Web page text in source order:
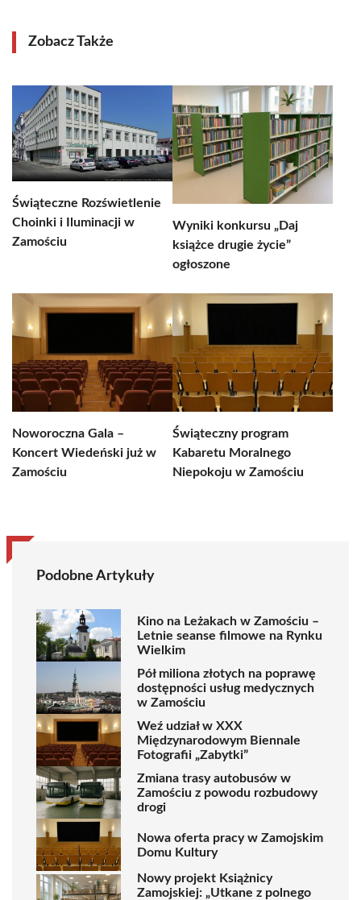
Zobacz Także
Świąteczne Rozświetlenie
Choinki i Iluminacji w
Zamościu
Wyniki konkursu „Daj
książce drugie życie”
ogłoszone
Noworoczna Gala –
Koncert Wiedeński już w
Zamościu
Świąteczny program
Kabaretu Moralnego
Niepokoju w Zamościu
Podobne Artykuły
Kino na Leżakach w Zamościu –
Letnie seanse filmowe na Rynku
Wielkim
Pół miliona złotych na poprawę
dostępności usług medycznych
w Zamościu
Weź udział w XXX
Międzynarodowym Biennale
Fotografii „Zabytki”
Zmiana trasy autobusów w
Zamościu z powodu rozbudowy
drogi
Nowa oferta pracy w Zamojskim
Domu Kultury
Nowy projekt Książnicy
Zamojskiej: „Utkane z polnego